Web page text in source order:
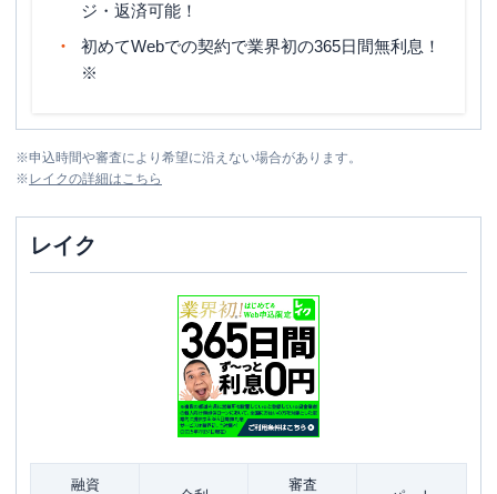
ジ・返済可能！
初めてWebでの契約で業界初の365日間無利息！
※
※申込時間や審査により希望に沿えない場合があります。
※ レイクの詳細はこちら
レイク
融資 審査